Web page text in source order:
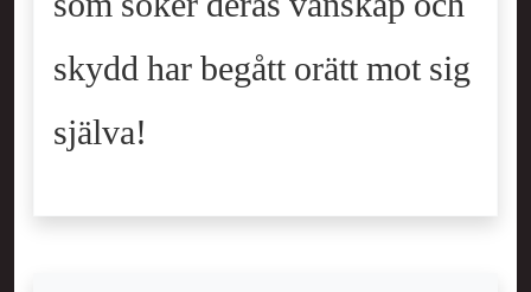
skydd har begått orätt mot sig
själva!